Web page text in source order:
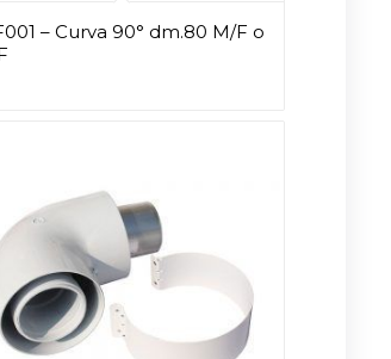
– Curva 90° dm.80 M/F o